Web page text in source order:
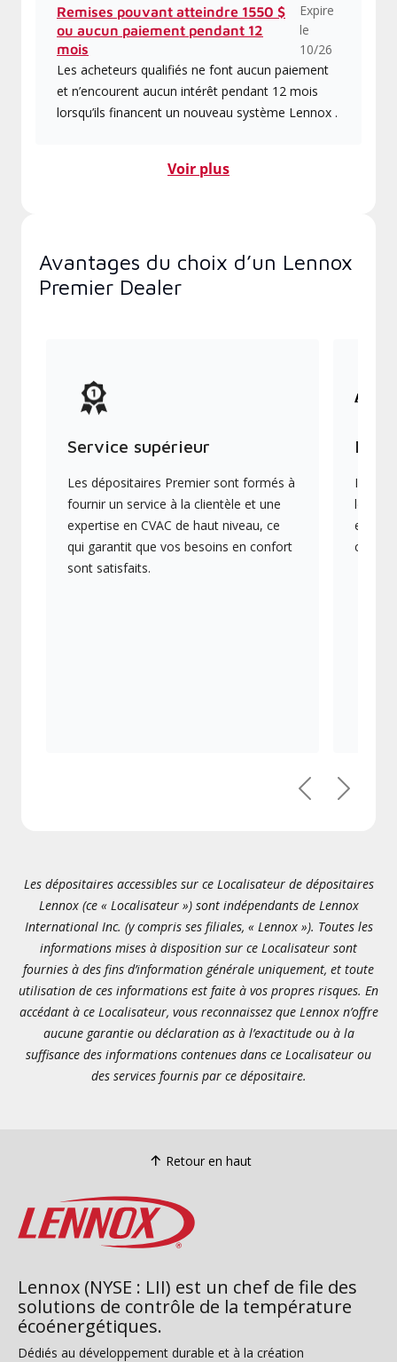
Remises pouvant atteindre 1550 $
ou aucun paiement pendant 12
mois
Expire
le
10/26
Les acheteurs qualifiés ne font aucun paiement
et n’encourent aucun intérêt pendant 12 mois
lorsqu’ils financent un nouveau système Lennox .
Voir plus
Avantages du choix d’un Lennox
Premier Dealer
Service supérieur
Les dépositaires Premier sont formés à
fournir un service à la clientèle et une
expertise en CVAC de haut niveau, ce
qui garantit que vos besoins en confort
sont satisfaits.
Ils
les
en
PrécédentSuivant
Les dépositaires accessibles sur ce Localisateur de dépositaires
Lennox (ce « Localisateur ») sont indépendants de Lennox
International Inc. (y compris ses filiales, « Lennox »). Toutes les
informations mises à disposition sur ce Localisateur sont
fournies à des fins d’information générale uniquement, et toute
utilisation de ces informations est faite à vos propres risques. En
accédant à ce Localisateur, vous reconnaissez que Lennox n’offre
aucune garantie ou déclaration as à l’exactitude ou à la
suffisance des informations contenues dans ce Localisateur ou
des services fournis par ce dépositaire.
Retour en haut
Lennox (NYSE : LII) est un chef de file des
solutions de contrôle de la température
écoénergétiques.
Dédiés au développement durable et à la création